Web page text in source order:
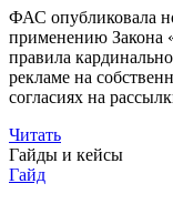
ФАС опубликовала
применению Закона
правила
рекламе на
согласиях на
Читать
Гайды и кейсы
Гайд